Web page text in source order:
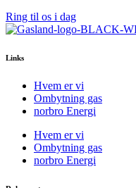
Ring til os i dag
Links
Hvem er vi
Ombytning gas
norbro Energi
Hvem er vi
Ombytning gas
norbro Energi